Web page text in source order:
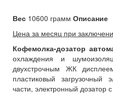
Вес 10600 грамм Описание
Цена за месяц при
Кофемолка-дозатор
охлаждения и
двухстрочным ЖК
пластиковый
части, электронный